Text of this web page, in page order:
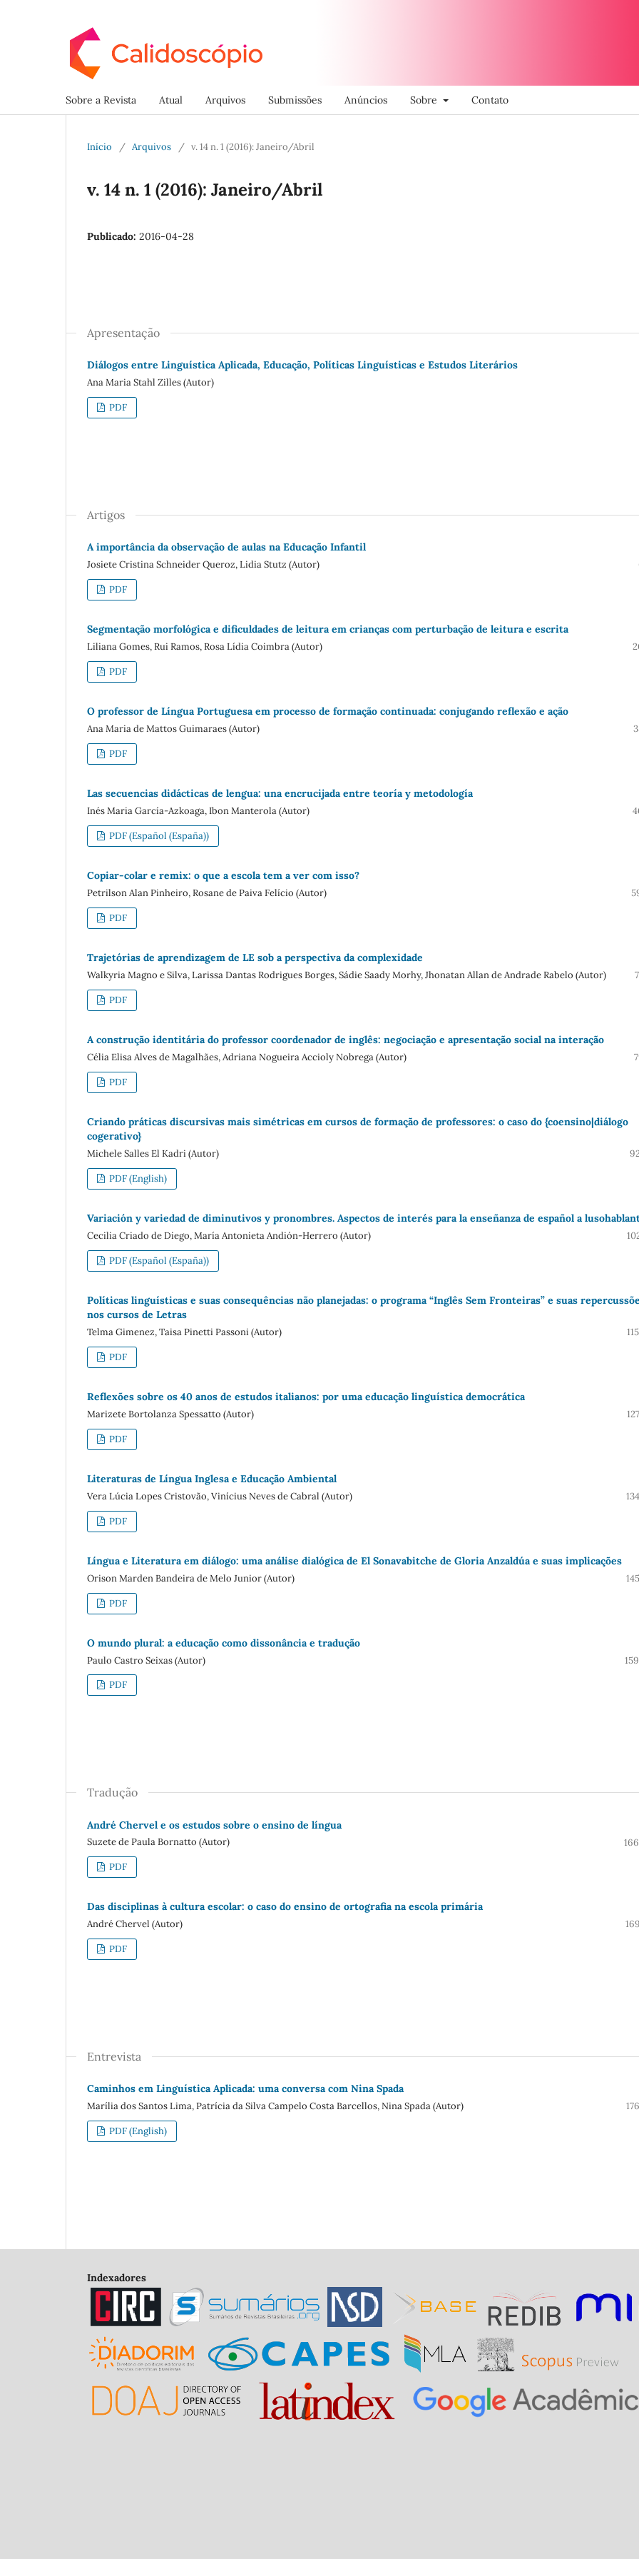
Sobre a Revista Atual Arquivos Submissões Anúncios Sobre Contato
Início / Arquivos / v. 14 n. 1 (2016): Janeiro/Abril
v. 14 n. 1 (2016): Janeiro/Abril
Publicado: 2016-04-28
Apresentação
Diálogos entre Linguística Aplicada, Educação, Políticas Linguísticas e Estudos Literários
Ana Maria Stahl Zilles (Autor)
PDF
Artigos
A importância da observação de aulas na Educação Infantil
Josiete Cristina Schneider Queroz, Lidia Stutz (Autor)
PDF
Segmentação morfológica e dificuldades de leitura em crianças com perturbação de leitura e escrita
Liliana Gomes, Rui Ramos, Rosa Lídia Coimbra (Autor)
PDF
O professor de Língua Portuguesa em processo de formação continuada: conjugando reflexão e ação
Ana Maria de Mattos Guimaraes (Autor)
PDF
Las secuencias didácticas de lengua: una encrucijada entre teoría y metodología
Inés Maria García-Azkoaga, Ibon Manterola (Autor)
PDF (Español (España))
Copiar-colar e remix: o que a escola tem a ver com isso?
Petrilson Alan Pinheiro, Rosane de Paiva Felício (Autor)
PDF
Trajetórias de aprendizagem de LE sob a perspectiva da complexidade
Walkyria Magno e Silva, Larissa Dantas Rodrigues Borges, Sádie Saady Morhy, Jhonatan Allan de Andrade Rabelo (Autor)
PDF
A construção identitária do professor coordenador de inglês: negociação e apresentação social na interação
Célia Elisa Alves de Magalhães, Adriana Nogueira Accioly Nobrega (Autor)
PDF
Criando práticas discursivas mais simétricas em cursos de formação de professores: o caso do {coensino|diálogo
cogerativo}
Michele Salles El Kadri (Autor)
PDF (English)
Variación y variedad de diminutivos y pronombres. Aspectos de interés para la enseñanza de español a
Cecilia Criado de Diego, María Antonieta Andión-Herrero (Autor)
PDF (Español (España))
Políticas linguísticas e suas consequências não planejadas: o programa “Inglês Sem Fronteiras” e suas
nos cursos de Letras
Telma Gimenez, Taisa Pinetti Passoni (Autor)
PDF
Reflexões sobre os 40 anos de estudos italianos: por uma educação linguística democrática
Marizete Bortolanza Spessatto (Autor)
PDF
Literaturas de Língua Inglesa e Educação Ambiental
Vera Lúcia Lopes Cristovão, Vinícius Neves de Cabral (Autor)
PDF
Língua e Literatura em diálogo: uma análise dialógica de El Sonavabitche de Gloria Anzaldúa e suas implicações
Orison Marden Bandeira de Melo Junior (Autor)
PDF
O mundo plural: a educação como dissonância e tradução
Paulo Castro Seixas (Autor)
PDF
Tradução
André Chervel e os estudos sobre o ensino de língua
Suzete de Paula Bornatto (Autor)
PDF
Das disciplinas à cultura escolar: o caso do ensino de ortografia na escola primária
André Chervel (Autor)
PDF
Entrevista
Caminhos em Linguística Aplicada: uma conversa com Nina Spada
Marília dos Santos Lima, Patrícia da Silva Campelo Costa Barcellos, Nina Spada (Autor)
PDF (English)
Indexadores